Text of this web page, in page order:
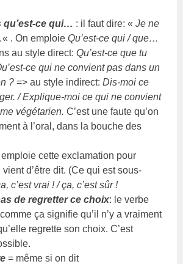
qu’est-ce qui… : il faut dire: «Je ne
« . On emploieQu’est-ce qui / que…
au style direct:Qu’est-ce que tu
ce qui ne convient pas dans un
? => au style indirect:Dis-moi ce
/ Explique-moi ce qui ne convient
végétarien. C’est une faute qu’on
à l’oral, dans la bouche des
emploie cette exclamation pour
d’être dit. (Ce qui est sous-
c’est vrai ! / ça, c’est sûr !
de regretter ce choix: le verbe
ça signifie qu’il n’y a vraiment
regrette son choix. C’est
= même si on dit